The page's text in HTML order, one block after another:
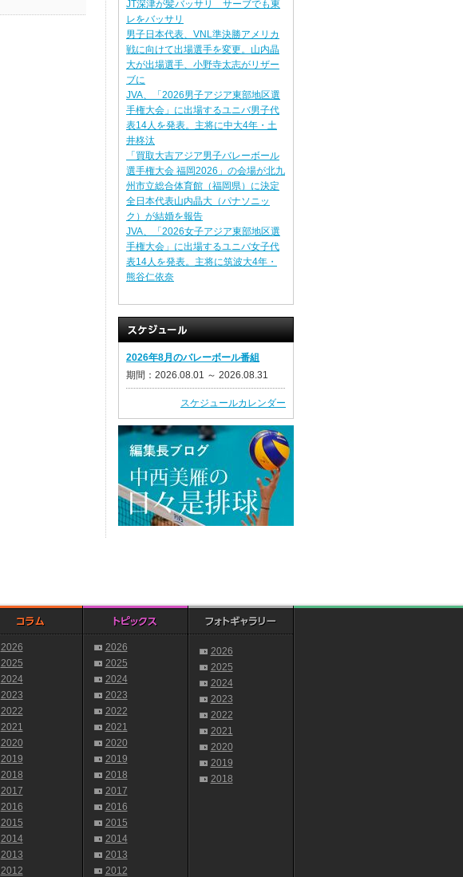
JT深津が髪バッサリ サーブでも東
レをバッサリ
男子日本代表、VNL準決勝アメリカ
戦に向けて出場選手を変更。山内晶
大が出場選手、小野寺太志がリザー
ブに
JVA、「2026男子アジア東部地区選
手権大会」に出場するユニバ男子代
表14人を発表。主将に中大4年・土
井柊汰
「買取大吉アジア男子バレーボール
選手権大会 福岡2026」の会場が北九
州市立総合体育館（福岡県）に決定
全日本代表山内晶大（パナソニッ
ク）が結婚を報告
JVA、「2026女子アジア東部地区選
手権大会」に出場するユニバ女子代
表14人を発表。主将に筑波大4年・
熊谷仁依奈
2026年8月のバレーボール番組
期間：2026.08.01 ～ 2026.08.31
スケジュールカレンダー
2026
2025
2024
2023
2022
2021
2020
2019
2018
2017
2016
2015
2014
2013
2012
2026
2025
2024
2023
2022
2021
2020
2019
2018
2017
2016
2015
2014
2013
2012
2026
2025
2024
2023
2022
2021
2020
2019
2018